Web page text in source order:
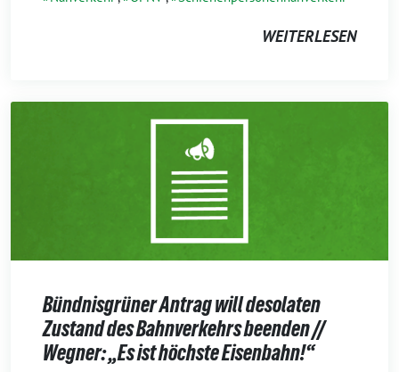
WEITERLESEN
Bündnisgrüner Antrag will desolaten
Zustand des Bahnverkehrs beenden //
Wegner: „Es ist höchste Eisenbahn!“